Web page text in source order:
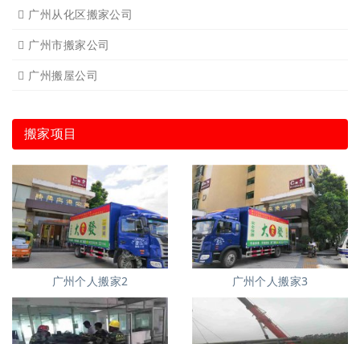
广州从化区搬家公司
广州市搬家公司
广州搬屋公司
搬家项目
广州个人搬家2 广州个人搬家3